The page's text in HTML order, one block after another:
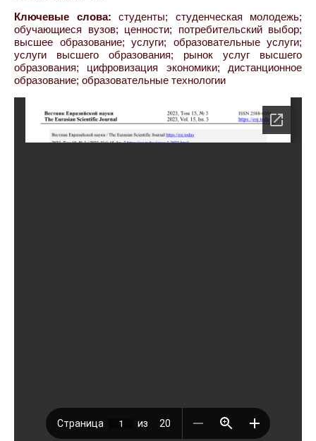
Ключевые слова: студенты; студенческая молодежь;
обучающиеся вузов; ценности; потребительский выбор;
высшее образование; услуги; образовательные услуги;
услуги высшего образования; рынок услуг высшего
образования; цифровизация экономики; дистанционное
образование; образовательные технологии